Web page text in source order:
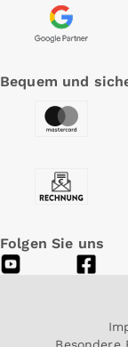
Bequem und
Folgen Sie uns